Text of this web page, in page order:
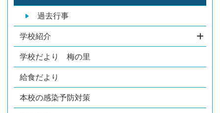
過去行事
学校紹介
学校だより 梅の里
給食だより
本校の感染予防対策